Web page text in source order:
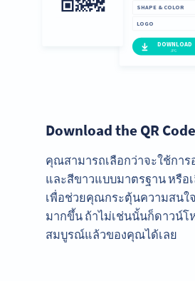
Download the QR Code
คุณสามารถเลือกว่าจะใช้กา
และสีขาวแบบมาตรฐาน หรือ
เพื่อช่วยคุณกระตุ้นความสนใ
มากขึ้น ถ้าไม่เช่นนั้นก็ดาวน์โ
สมบูรณ์แล้วของคุณได้เลย